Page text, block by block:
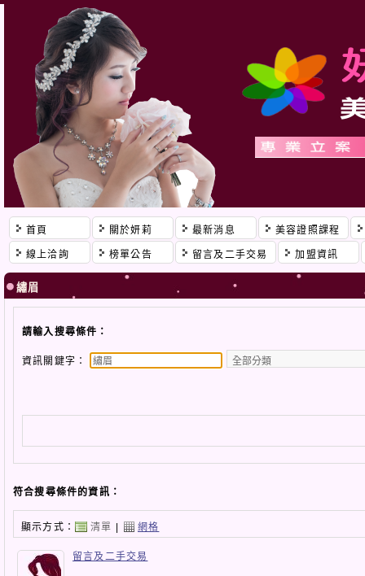
首頁 關於妍莉 最新消息 美容證照課程
線上洽詢 榜單公告 留言及二手交易 加盟資訊
繡眉
請輸入搜尋條件：
資訊關鍵字：
符合搜尋條件的資訊：
顯示方式： 清單 | 網格
留言及二手交易